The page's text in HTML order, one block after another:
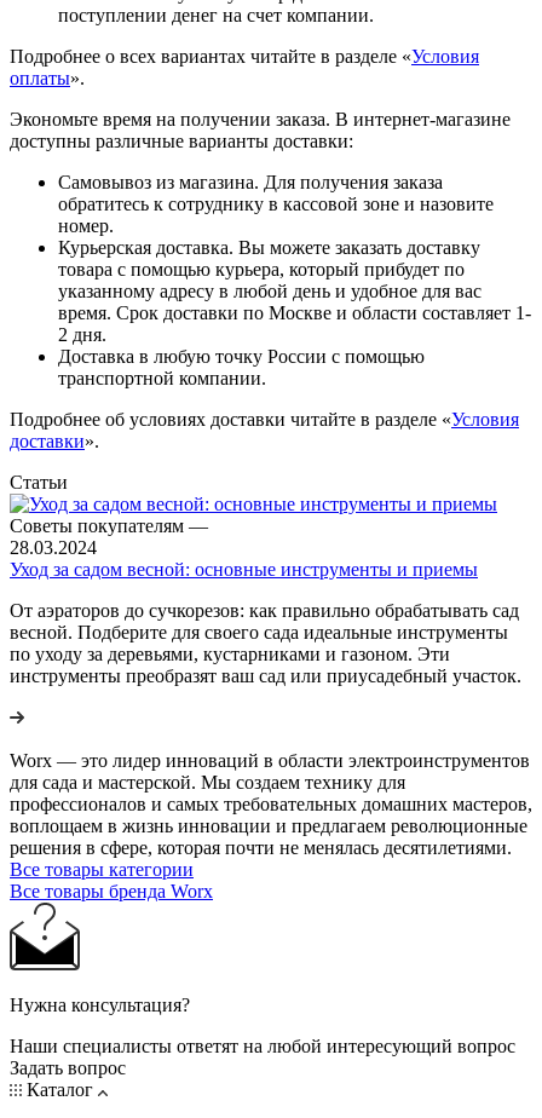
поступлении денег на счет компании.
Подробнее о всех вариантах читайте в разделе «Условия
оплаты».
Экономьте время на получении заказа. В интернет-магазине
доступны различные варианты доставки:
Самовывоз из магазина. Для получения заказа
обратитесь к сотруднику в кассовой зоне и назовите
номер.
Курьерская доставка. Вы можете заказать доставку
товара с помощью курьера, который прибудет по
указанному адресу в любой день и удобное для вас
время. Срок доставки по Москве и области составляет 1-
2 дня.
Доставка в любую точку России с помощью
транспортной компании.
Подробнее об условиях доставки читайте в разделе «Условия
доставки».
Статьи
Советы покупателям —
28.03.2024
Уход за садом весной: основные инструменты и приемы
От аэраторов до сучкорезов: как правильно обрабатывать сад
весной. Подберите для своего сада идеальные инструменты
по уходу за деревьями, кустарниками и газоном. Эти
инструменты преобразят ваш сад или приусадебный участок.
Worx — это лидер инноваций в области электроинструментов
для сада и мастерcкой. Мы создаем технику для
профессионалов и самых требовательных домашних мастеров,
воплощаем в жизнь инновации и предлагаем революционные
решения в сфере, которая почти не менялась десятилетиями.
Все товары категории
Все товары бренда Worx
Нужна консультация?
Наши специалисты ответят на любой интересующий вопрос
Задать вопрос
Каталог